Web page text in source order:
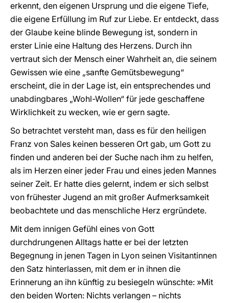
erkennt, den eigenen Ursprung und die eigene Tiefe,
die eigene Erfüllung im Ruf zur Liebe. Er entdeckt, dass
der Glaube keine blinde Bewegung ist, sondern in
erster Linie eine Haltung des Herzens. Durch ihn
vertraut sich der Mensch einer Wahrheit an, die seinem
Gewissen wie eine „sanfte Gemütsbewegung“
erscheint, die in der Lage ist, ein entsprechendes und
unabdingbares „Wohl-Wollen“ für jede geschaffene
Wirklichkeit zu wecken, wie er gern sagte.
So betrachtet versteht man, dass es für den heiligen
Franz von Sales keinen besseren Ort gab, um Gott zu
finden und anderen bei der Suche nach ihm zu helfen,
als im Herzen einer jeder Frau und eines jeden Mannes
seiner Zeit. Er hatte dies gelernt, indem er sich selbst
von frühester Jugend an mit großer Aufmerksamkeit
beobachtete und das menschliche Herz ergründete.
Mit dem innigen Gefühl eines von Gott
durchdrungenen Alltags hatte er bei der letzten
Begegnung in jenen Tagen in Lyon seinen Visitantinnen
den Satz hinterlassen, mit dem er in ihnen die
Erinnerung an ihn künftig zu besiegeln wünschte: »Mit
den beiden Worten: Nichts verlangen – nichts